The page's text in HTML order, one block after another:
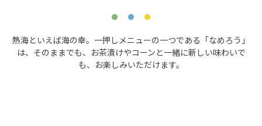
熱海といえば海の幸。一押しメニューの一つである「なめろう」
は、そのままでも、お茶漬けやコーンと一緒に新しい味わいで
も、お楽しみいただけます。